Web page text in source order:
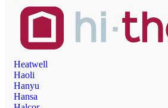
Heatwell
Haoli
Hanyu
Hansa